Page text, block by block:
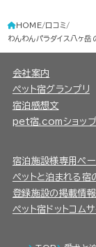
HOME
口コミ
わんわんパラダイス八ヶ岳
会社案内
ペット宿グランプリ
宿泊感想文
pet宿.comショップ
宿泊施設様専用ペ
ペットと泊まれる宿
登録施設の掲載情
ペット宿ドットコム